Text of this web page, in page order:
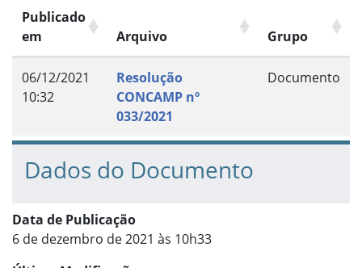
Publicado
em
Arquivo Grupo
06/12/2021
10:32
Resolução
CONCAMP nº
033/2021
Documento
Dados do Documento
Data de Publicação
6 de dezembro de 2021 às 10h33